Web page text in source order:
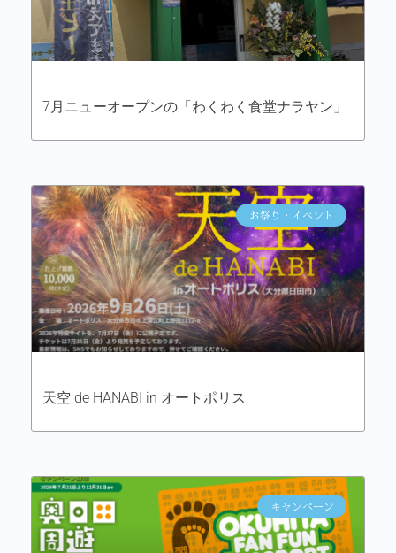
7月ニューオープンの「わくわく食堂ナラヤン」
お祭り・イベント
天空 de HANABI in オートポリス
キャンペーン